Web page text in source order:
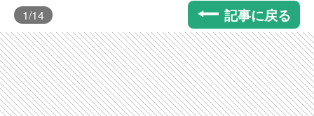
1/14 記事に戻る